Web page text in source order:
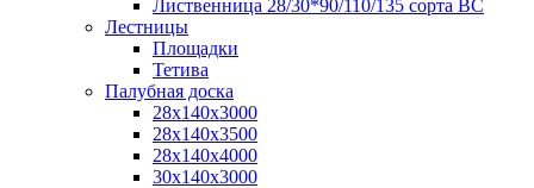
Лиственница 28/30*90/110/135 сорта ВС
Лестницы
Площадки
Тетива
Палубная доска
28х140х3000
28х140х3500
28х140х4000
30х140х3000